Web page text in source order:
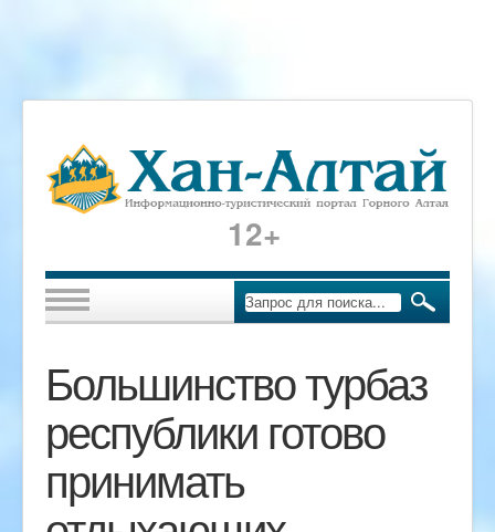
12+
Большинство турбаз
республики готово
принимать